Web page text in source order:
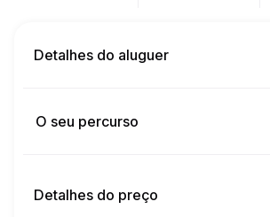
Detalhes do aluguer
O seu percurso
Acabamento
Detalhes do preço